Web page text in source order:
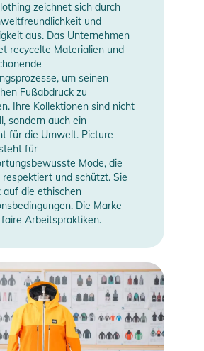
zeichnet sich durch
und
aus. Das Unternehmen
recycelte Materialien und
um seinen
Fußabdruck zu
Ihre Kollektionen sind nicht
sondern auch ein
für die Umwelt. Picture
für
Mode, die
und schützt. Sie
auf die ethischen
Die Marke
Arbeitspraktiken.